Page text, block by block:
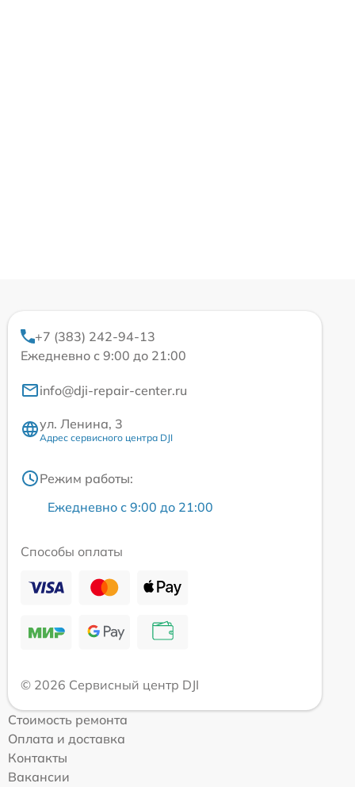
+7 (383) 242-94-13
Ежедневно с 9:00 до 21:00
info@dji-repair-center.ru
ул. Ленина, 3
Адрес сервисного центра DJI
Режим работы:
Ежедневно с 9:00 до 21:00
Способы оплаты
© 2026 Сервисный центр DJI
Стоимость ремонта
Оплата и доставка
Контакты
Вакансии